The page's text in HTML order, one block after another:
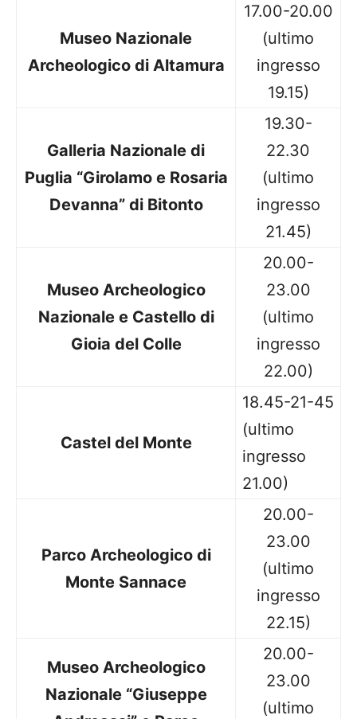
Museo Nazionale
Archeologico di Altamura
17.00-20.00
(ultimo
ingresso
19.15)
Galleria Nazionale di
Puglia “Girolamo e Rosaria
Devanna” di Bitonto
19.30-
22.30
(ultimo
ingresso
21.45)
Museo Archeologico
Nazionale e Castello di
Gioia del Colle
20.00-
23.00
(ultimo
ingresso
22.00)
Castel del Monte
18.45-21-45
(ultimo
ingresso
21.00)
Parco Archeologico di
Monte Sannace
20.00-
23.00
(ultimo
ingresso
22.15)
Museo Archeologico
Nazionale “Giuseppe
20.00-
23.00
(ultimo